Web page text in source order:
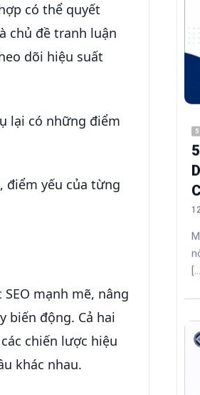
có thể quyết
chủ đề tranh luận
dõi hiệu suất
lại có những điểm
điểm yếu của từng
mạnh mẽ, nâng
biến động. Cả hai
chiến lược hiệu
khác nhau.